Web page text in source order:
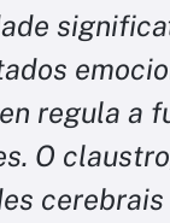
regula a
O